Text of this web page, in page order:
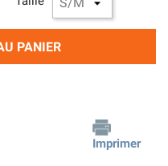
PANIER
Imprimer